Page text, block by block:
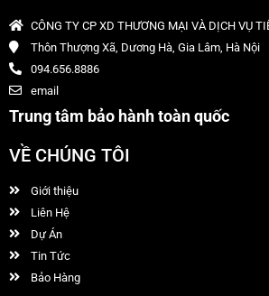
CÔNG TY CP XD THƯƠNG MẠI VÀ DỊCH VỤ
Thôn Thượng Xã, Dương Hà, Gia Lâm, Hà Nội
094.656.8886
email
Trung tâm bảo hành toàn quốc
VỀ CHÚNG TÔI
Giới thiệu
Liên Hệ
Dự Án
Tin Tức
Bảo Hàng